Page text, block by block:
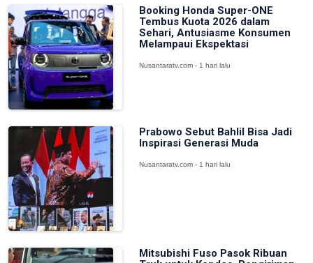
Booking Honda Super-ONE
Tembus Kuota 2026 dalam
Sehari, Antusiasme Konsumen
Melampaui Ekspektasi
Nusantaratv.com - 1 hari lalu
Prabowo Sebut Bahlil Bisa Jadi
Inspirasi Generasi Muda
Nusantaratv.com - 1 hari lalu
Mitsubishi Fuso Pasok Ribuan